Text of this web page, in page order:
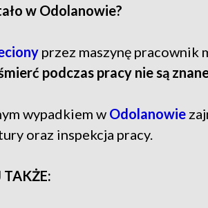
w Odolanowie?
przez maszynę pracownik
podczas pracy nie są
wypadkiem w Odolanowie
oraz inspekcja pracy.